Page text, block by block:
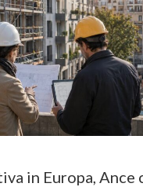
in Europa, Ance